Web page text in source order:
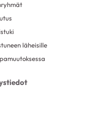
läheisille